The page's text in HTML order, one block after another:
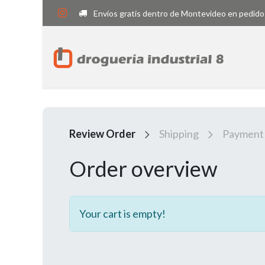
Envíos gratis dentro de Montevideo en
Review Order Shipping Payment
Order overview
Your cart is empty!